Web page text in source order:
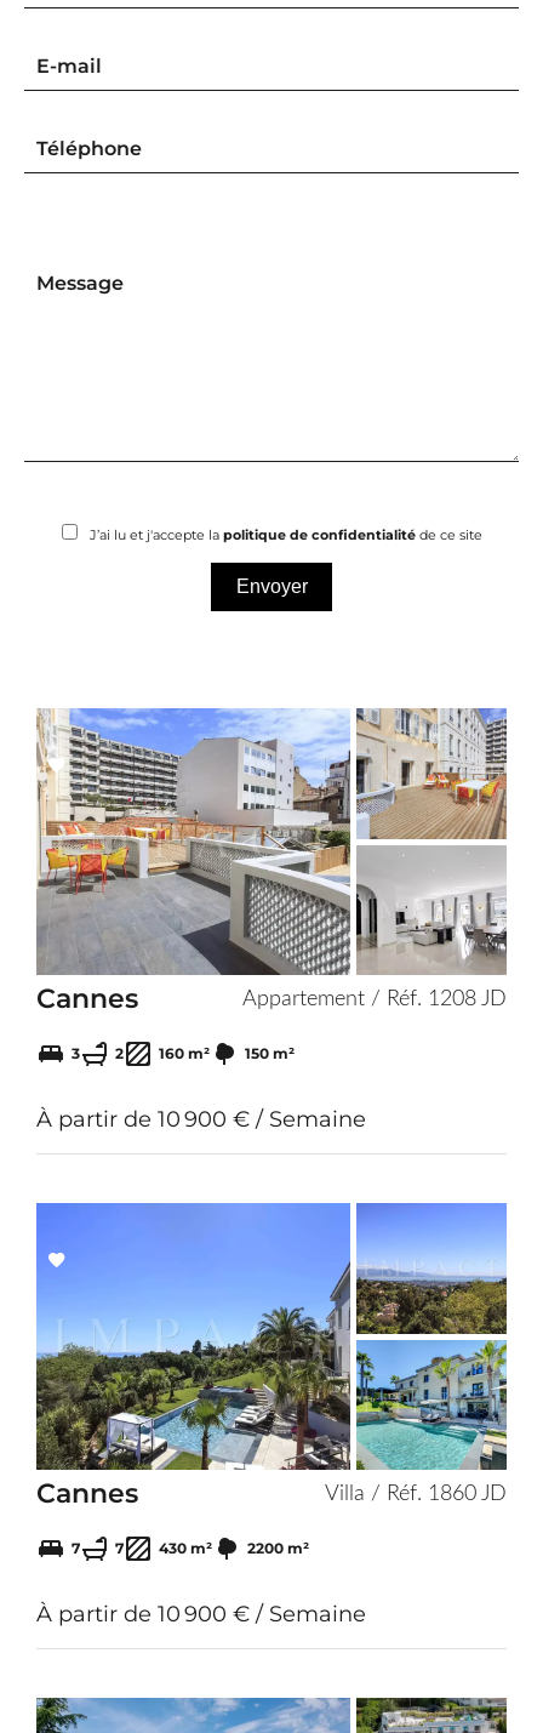
J’ai lu et j'accepte la politique de confidentialitéde ce site
Envoyer
Add
to
selection
Cannes Appartement / Réf. 1208 JD
3 2 160 m² 150 m²
À partir de 10 900 € / Semaine
to
selection
Cannes Villa / Réf. 1860 JD
7 7 430 m² 2200 m²
À partir de 10 900 € / Semaine